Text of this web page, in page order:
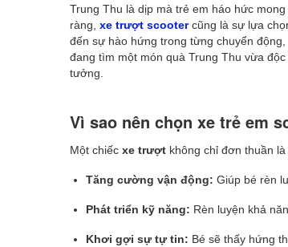
Trung Thu là dịp mà trẻ em háo hức
ràng, xe trượt scootercũng là sự lựa
đến sự hào hứng trong từng chuyển
đang tìm một món quà Trung Thu vừa
tưởng.
Vì sao nên chọn xe trẻ em
Một chiếc xe trượt không chỉ đơn thuần
Tăng cường vận động: Giúp bé rèn
Phát triển kỹ năng: Rèn luyện khả
Khơi gợi sự tự tin: Bé sẽ thấy hứng